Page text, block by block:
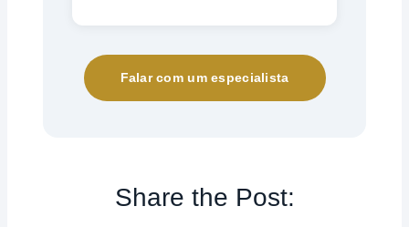
Falar com um especialista
Share the Post: